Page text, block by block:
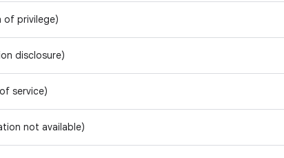
of privilege)
disclosure)
service)
not available)